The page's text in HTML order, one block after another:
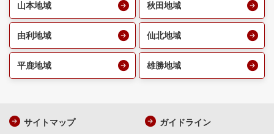
山本地域 秋田地域
由利地域 仙北地域
平鹿地域 雄勝地域
サイトマップ ガイドライン